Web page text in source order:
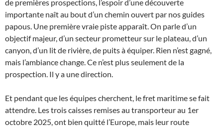
de premières prospections, l’espoir d’une découverte
importante naît au bout d’un chemin ouvert par nos guides
papous. Une première vraie piste apparaît. On parle d’un
objectif majeur, d’un secteur prometteur sur le plateau, d’un
canyon, d’un lit de rivière, de puits à équiper. Rien n’est gagné,
mais l’ambiance change. Ce n’est plus seulement de la
prospection. Il y a une direction.
Et pendant que les équipes cherchent, le fret maritime se fait
attendre. Les trois caisses remises au transporteur au 1er
octobre 2025, ont bien quitté l’Europe, mais leur route